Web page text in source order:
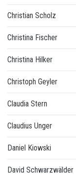
Christian Scholz
Christina Fischer
Christina Hilker
Christoph Geyler
Claudia Stern
Claudius Unger
Daniel Kiowski
David Schwarzwälder